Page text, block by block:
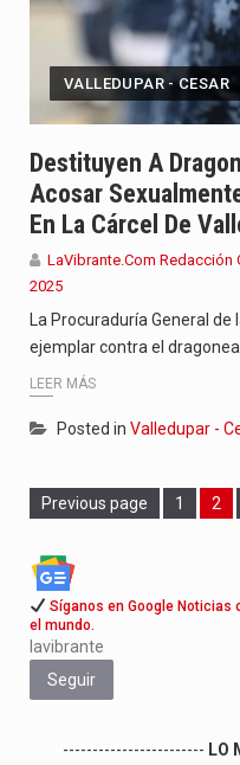
VALLEDUPAR - CESAR
Destituyen A
Acosar
En La Cárcel De
LaVibrante.Com Redacción
2025
La Procuraduría General
ejemplar contra el
LEER MÁS
Posted in Valledupar -
Previous page Page
1 2
Síganos en Google Noticias
el mundo.
lavibrante
Seguir
------------------------ LO